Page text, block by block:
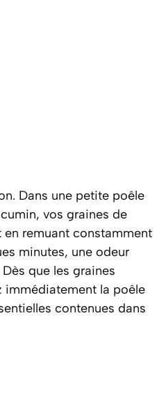
Dans une petite poêle
vos graines de
remuant constamment
minutes, une odeur
que les graines
immédiatement la poêle
contenues dans